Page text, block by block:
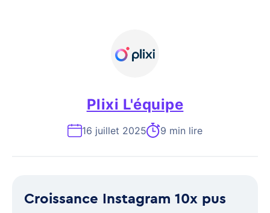
Plixi L'équipe
16 juillet 2025 9 min lire
Croissance Instagram 10x pus